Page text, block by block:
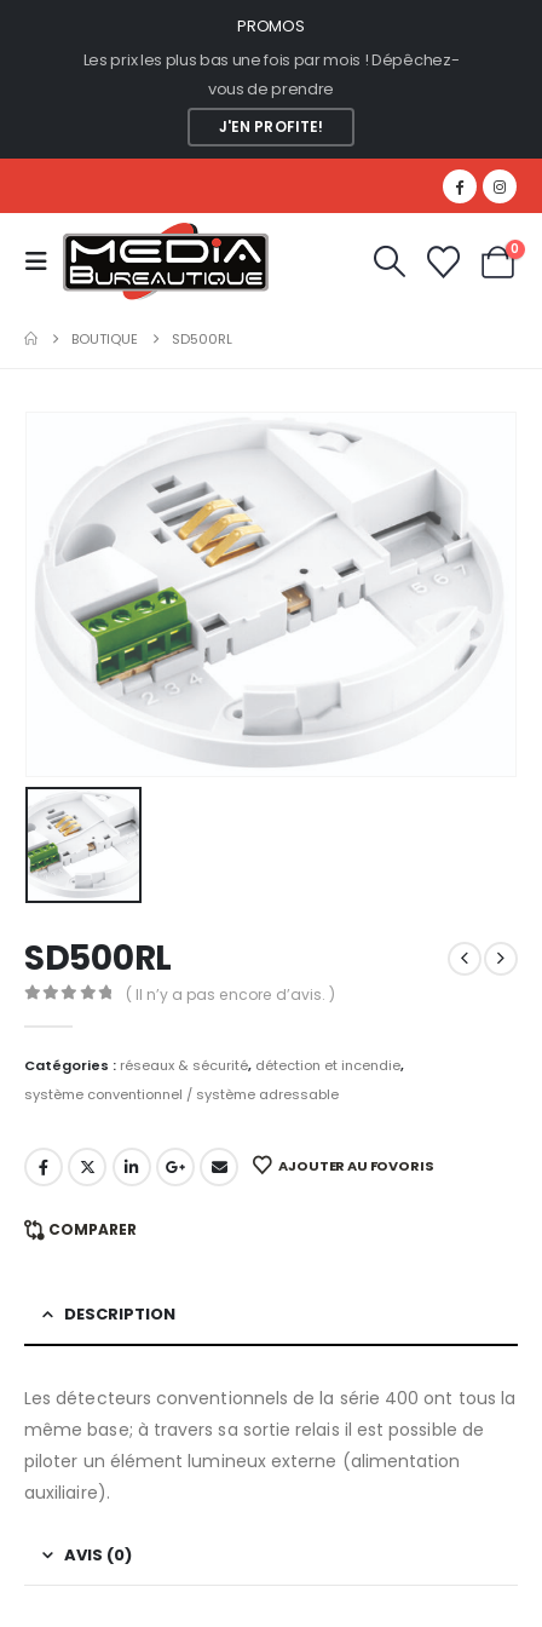
PROMOS
Les prix les plus bas une fois par mois ! Dépêchez-
vous de prendre
J'EN PROFITE!
0
BOUTIQUE SD500RL
SD500RL
( Il n’y a pas encore d’avis. )
Catégories : réseaux & sécurité, détection et incendie,
système conventionnel / système adressable
AJOUTER AU FOVORIS
COMPARER
DESCRIPTION
Les détecteurs conventionnels de la série 400 ont tous la
même base; à travers sa sortie relais il est possible de
piloter un élément lumineux externe (alimentation
auxiliaire).
AVIS (0)